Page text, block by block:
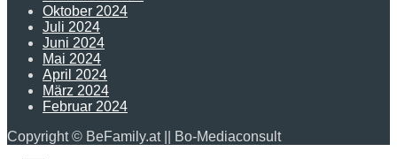
Oktober 2024
Juli 2024
Juni 2024
Mai 2024
April 2024
März 2024
Februar 2024
Copyright © BeFamily.at || Bo-Mediaconsult